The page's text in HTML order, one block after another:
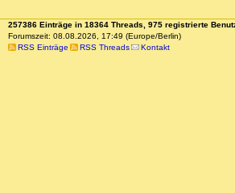
257386 Einträge in 18364 Threads, 975 registrierte
Forumszeit: 08.08.2026, 17:49 (Europe/Berlin)
RSS Einträge
RSS Threads Kontakt